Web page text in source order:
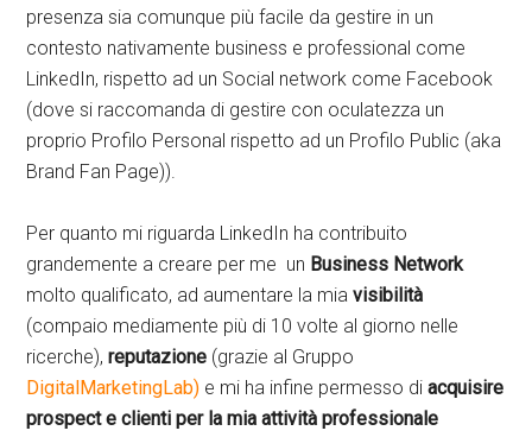
presenza sia comunque più facile da gestire in un
contesto nativamente business e professional come
LinkedIn, rispetto ad un Social network come Facebook
(dove si raccomanda di gestire con oculatezza un
proprio Profilo Personal rispetto ad un Profilo Public (aka
Brand Fan Page)).
Per quanto mi riguarda LinkedIn ha contribuito
grandemente a creare per me un Business Network
molto qualificato, ad aumentare la miavisibilità
(compaio mediamente più di 10 volte al giorno nelle
ricerche),reputazione (grazie al Gruppo
DigitalMarketingLab) e mi ha infine permesso diacquisire
prospect e clienti per la mia attività professionale